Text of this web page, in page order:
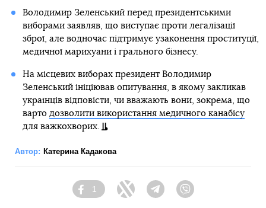
Володимир Зеленський перед президентськими
виборами заявляв, що виступає проти легалізації
зброї, але водночас підтримує узаконення проституції,
медичної марихуани і грального бізнесу.
На місцевих виборах президент Володимир
Зеленський ініціював опитування, в якому закликав
українців відповісти, чи вважають вони, зокрема, що
варто дозволити використання медичного канабісу
для важкохворих.
Автор: Катерина Кадакова
Facebook
1
Twitter Telegram